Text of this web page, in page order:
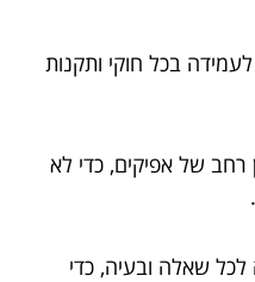
בכל חוקי ותקנות
רחב של אפיקים, כדי לא
שאלה ובעיה, כדי